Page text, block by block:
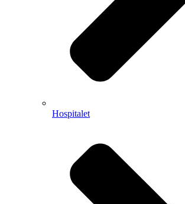
Hospitalet